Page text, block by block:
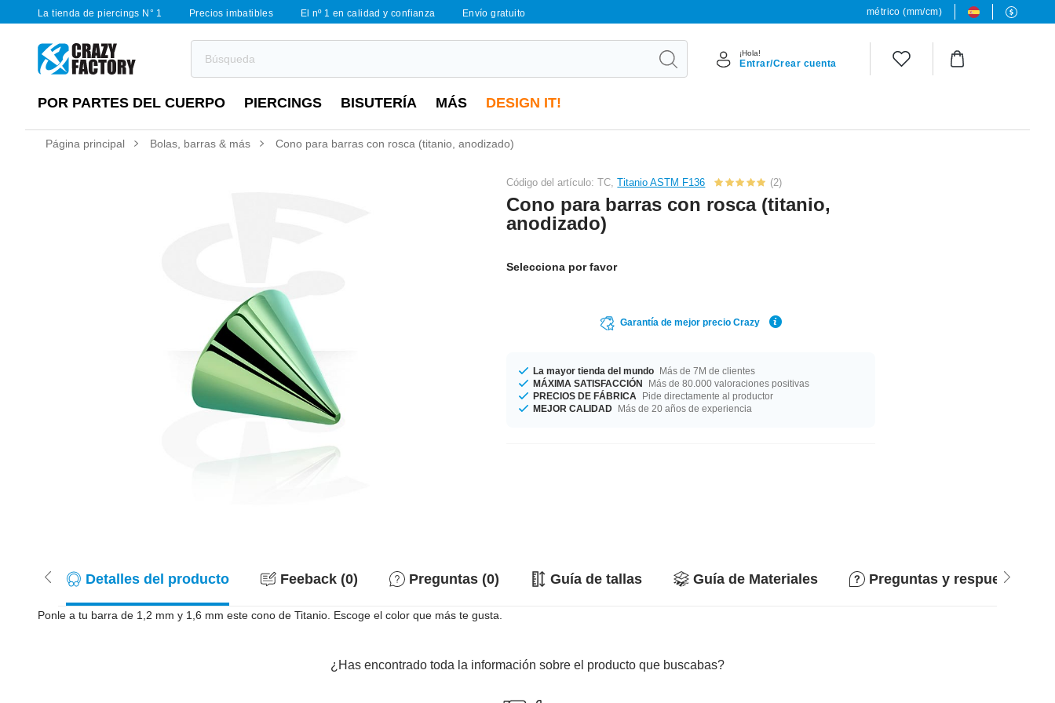
La tienda de piercings N° 1 Precios imbatibles El nº 1 en calidad y confianza Envío gratuito métrico (mm/cm)
¡Hola!
Entrar/Crear cuenta
POR PARTES DEL CUERPO PIERCINGS BISUTERÍA MÁS DESIGN IT!
Página principal Bolas, barras & más Cono para barras con rosca (titanio, anodizado)
Código del artículo: TC,Titanio ASTM F136 (2)
Cono para barras con rosca (titanio,
anodizado)
Selecciona por favor
Garantía de mejor precio Crazy
La mayor tienda del mundo Más de 7M de clientes
MÁXIMA SATISFACCIÓN
Más de 80.000 valoraciones positivas
PRECIOS DE FÁBRICA
Pide directamente al productor
MEJOR CALIDAD Más de 20 años de experiencia
Detalles del producto Feeback (0) Preguntas (0) Guía de tallas Guía de Materiales Preguntas y respuestas
Ponle a tu barra de 1,2 mm y 1,6 mm este cono de Titanio. Escoge el color que más te gusta.
¿Has encontrado toda la información sobre el producto que buscabas?